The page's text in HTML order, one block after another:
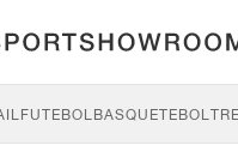
FUTEBOLBASQUETEBOL